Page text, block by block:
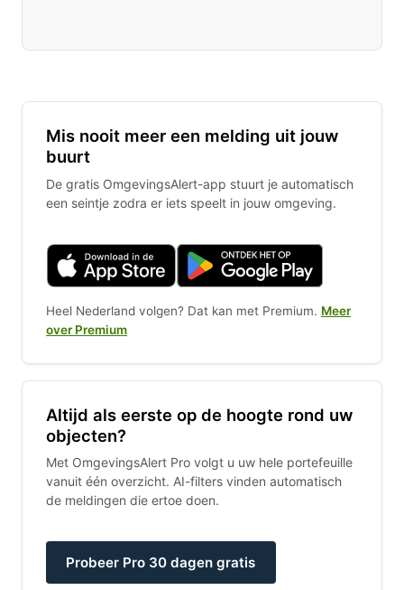
Mis nooit meer een melding uit jouw
buurt
De gratis OmgevingsAlert-app stuurt je automatisch
een seintje zodra er iets speelt in jouw omgeving.
Heel Nederland volgen? Dat kan met Premium. Meer
over Premium
Altijd als eerste op de hoogte rond uw
objecten?
Met OmgevingsAlert Pro volgt u uw hele portefeuille
vanuit één overzicht. AI-filters vinden automatisch
de meldingen die ertoe doen.
Probeer Pro 30 dagen gratis